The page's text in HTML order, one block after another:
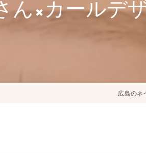
ん×カールデ
広島のネ